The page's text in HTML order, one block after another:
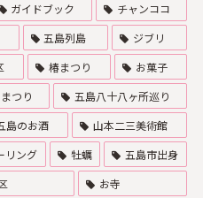
ガイドブック
チャンココ
五島列島
ジブリ
椿まつり
お菓子
つり
五島八十八ヶ所巡り
島のお酒
山本二三美術館
リング 牡蠣
五島市出身
お寺